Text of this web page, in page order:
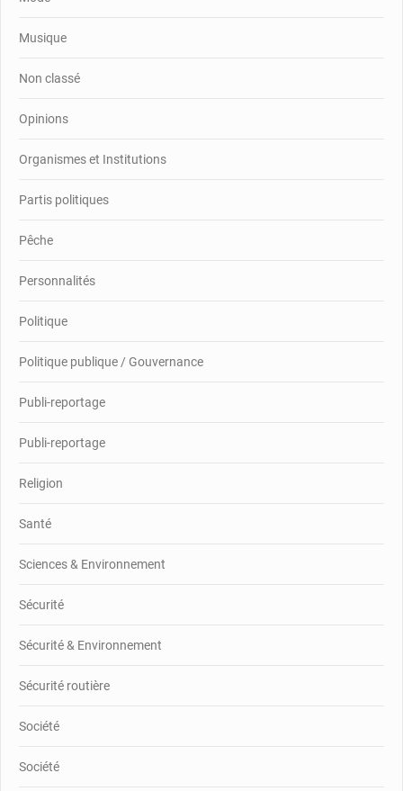
Musique
Non classé
Opinions
Organismes et Institutions
Partis politiques
Pêche
Personnalités
Politique
Politique publique / Gouvernance
Publi-reportage
Publi-reportage
Religion
Santé
Sciences & Environnement
Sécurité
Sécurité & Environnement
Sécurité routière
Société
Société